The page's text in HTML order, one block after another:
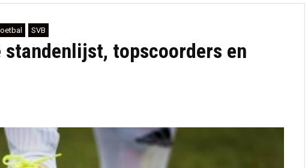
SVB
standenlijst, topscoorders en